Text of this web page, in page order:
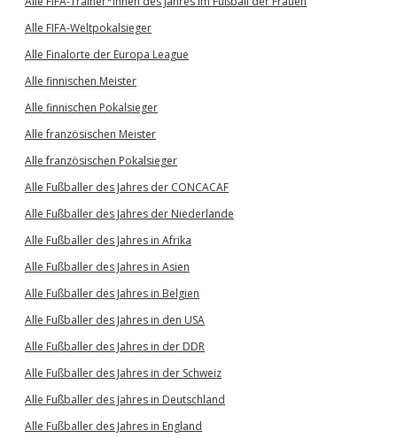
Alle FIFA-Weltpokalsieger
Alle Finalorte der Europa League
Alle finnischen Meister
Alle finnischen Pokalsieger
Alle französischen Meister
Alle französischen Pokalsieger
Alle Fußballer des Jahres der CONCACAF
Alle Fußballer des Jahres der Niederlande
Alle Fußballer des Jahres in Afrika
Alle Fußballer des Jahres in Asien
Alle Fußballer des Jahres in Belgien
Alle Fußballer des Jahres in den USA
Alle Fußballer des Jahres in der DDR
Alle Fußballer des Jahres in der Schweiz
Alle Fußballer des Jahres in Deutschland
Alle Fußballer des Jahres in England